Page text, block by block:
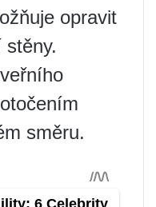
opravit
směru.